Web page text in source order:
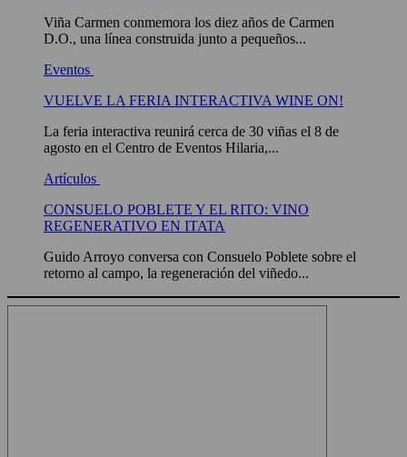
Viña Carmen conmemora los diez años de Carmen
D.O., una línea construida junto a pequeños...
Eventos
VUELVE LA FERIA INTERACTIVA WINE ON!
La feria interactiva reunirá cerca de 30 viñas el 8 de
agosto en el Centro de Eventos Hilaria,...
Artículos
CONSUELO POBLETE Y EL RITO: VINO
REGENERATIVO EN ITATA
Guido Arroyo conversa con Consuelo Poblete sobre el
retorno al campo, la regeneración del viñedo...